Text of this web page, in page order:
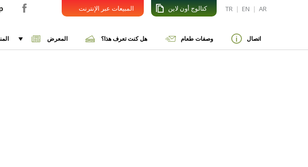
TR | EN | AR كتالوج أون لاين المبيعات عبر الإنترنت
المعرض هل كنت تعرف هذا؟ وصفات طعام اتصال